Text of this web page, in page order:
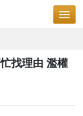
找理由 濫權